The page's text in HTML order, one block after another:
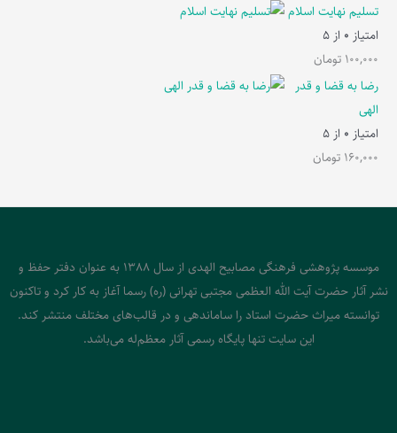
تسلیم نهایت اسلام
امتیاز 0 از 5
100,000 تومان
رضا به قضا و قدر
الهی
امتیاز 0 از 5
160,000 تومان
موسسه پژوهشی فرهنگی مصابیح الهدی از سال 1388 به عنوان دفتر حفظ و
نشر آثار حضرت آیت الله العظمی مجتبی تهرانی (ره) رسما آغاز به کار کرد و تاکنون
توانسته میراث حضرت استاد را ساماندهی و در قالب‌های مختلف منتشر کند.
این سایت تنها پایگاه رسمی آثار معظم‌له می‌باشد.